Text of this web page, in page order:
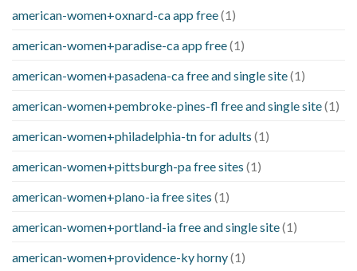
american-women+oxnard-ca app free(1)
american-women+paradise-ca app free(1)
american-women+pasadena-ca free and single site(1)
american-women+pembroke-pines-fl free and single site(1)
american-women+philadelphia-tn for adults (1)
american-women+pittsburgh-pa free sites (1)
american-women+plano-ia free sites (1)
american-women+portland-ia free and single site(1)
american-women+providence-ky horny(1)